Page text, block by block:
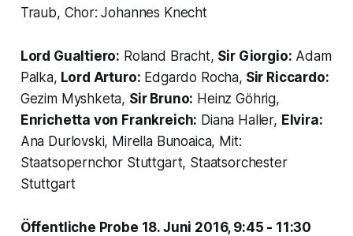
Traub, Chor: Johannes Knecht
Lord Gualtiero: Roland Bracht, Sir Giorgio: Adam
Palka, Lord Arturo: Edgardo Rocha, Sir Riccardo:
Gezim Myshketa, Sir Bruno: Heinz Göhrig,
Enrichetta von Frankreich: Diana Haller, Elvira:
Ana Durlovski, Mirella Bunoaica, Mit:
Staatsopernchor Stuttgart, Staatsorchester
Stuttgart
Öffentliche Probe 18. Juni 2016, 9:45 - 11:30